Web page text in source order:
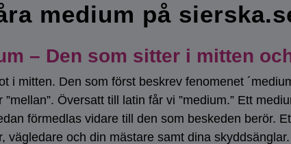
medium på
– Den som sitter i mitten
i mitten. Den som först beskrev fenomenet
Översatt till latin får vi ”medium.” Ett
förmedlas vidare till den som beskeden berör.
vägledare och din mästare samt dina